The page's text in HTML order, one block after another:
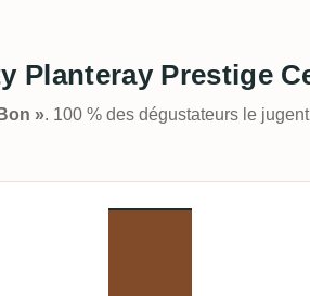
Planteray Prestige
». 100 % des dégustateurs le